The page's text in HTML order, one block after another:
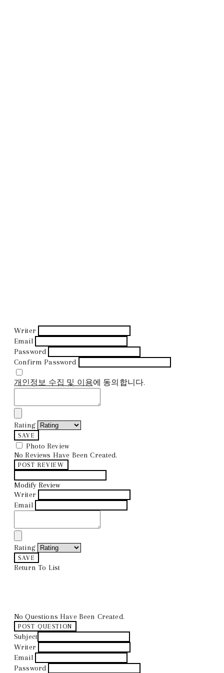
Writer
Email
Password
Confirm Password
개인정보 수집 및 이용에 동의합니다.
Rating
SAVE
Photo Review
No Reviews Have Been Created.
POST REVIEW
Modify Review
Writer
Email
Rating
SAVE
Return To List
No Questions Have Been Created.
POST QUESTION
Subject
Writer
Email
Password